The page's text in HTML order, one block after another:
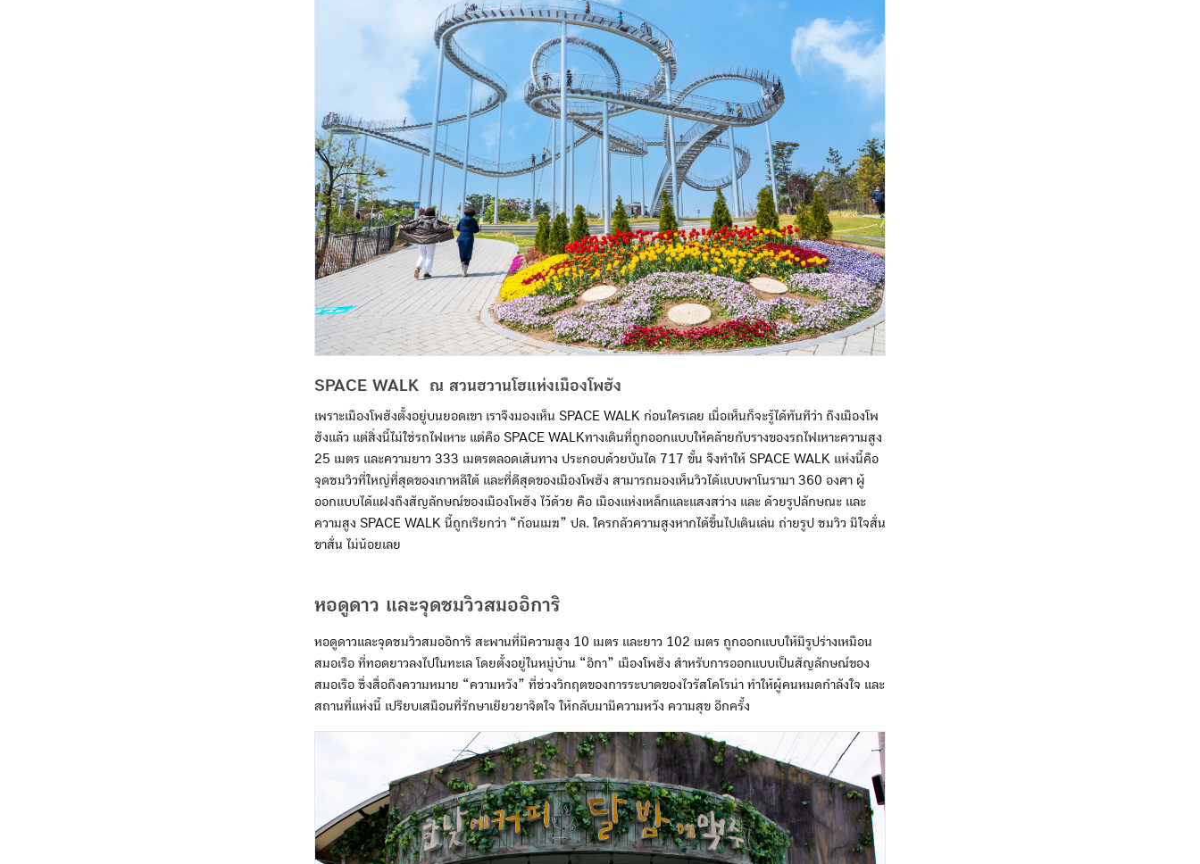
SPACE WALK ณ สวนฮวานโฮแห่งเมืองโพฮัง
เพราะเมืองโพฮังตั้งอยู่บนยอดเขา เราจึงมองเห็น SPACE WALK ก่อนใครเลย เมื่อเห็นก็จะรู้ได้ทันทีว่า ถึงเมืองโพ
ฮังแล้ว แต่สิ่งนี้ไม่ใช่รถไฟเหาะ แต่คือ SPACE WALKทางเดินที่ถูกออกแบบให้คล้ายกับรางของรถไฟเหาะความสูง
25 เมตร และความยาว 333 เมตรตลอดเส้นทาง ประกอบด้วยบันได 717 ขั้น จึงทำให้ SPACE WALK แห่งนี้คือ
จุดชมวิวที่ใหญ่ที่สุดของเกาหลีใต้ และที่ดีสุดของเมืองโพฮัง สามารถมองเห็นวิวได้แบบพาโนรามา 360 องศา ผู้
ออกแบบได้แฝงถึงสัญลักษณ์ของเมืองโพฮัง ไว้ด้วย คือ เมืองแห่งเหล็กและแสงสว่าง และ ด้วยรูปลักษณะ และ
ความสูง SPACE WALK นี้ถูกเรียกว่า “ก้อนเมฆ” ปล. ใครกลัวความสูงหากได้ขึ้นไปเดินเล่น ถ่ายรูป ชมวิว มีใจสั่น
ขาสั่น ไม่น้อยเลย
หอดูดาว และจุดชมวิวสมออิการิ
หอดูดาวและจุดชมวิวสมออิการิ สะพานที่มีความสูง 10 เมตร และยาว 102 เมตร ถูกออกแบบให้มีรูปร่างเหมือน
สมอเรือ ที่ทอดยาวลงไปในทะเล โดยตั้งอยู่ในหมู่บ้าน “อิกา” เมืองโพฮัง สำหรับการออกแบบเป็นสัญลักษณ์ของ
สมอเรือ ซึ่งสื่อถึงความหมาย “ความหวัง” ที่ช่วงวิกฤตของการระบาดของไวรัสโคโรน่า ทำให้ผู้คนหมดกำลังใจ และ
สถานที่แห่งนี้ เปรียบเสมือนที่รักษาเยียวยาจิตใจ ให้กลับมามีความหวัง ความสุข อีกครั้ง